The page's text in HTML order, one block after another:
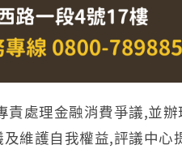
責處理金融消費爭議,並
維護自我權益,評議中